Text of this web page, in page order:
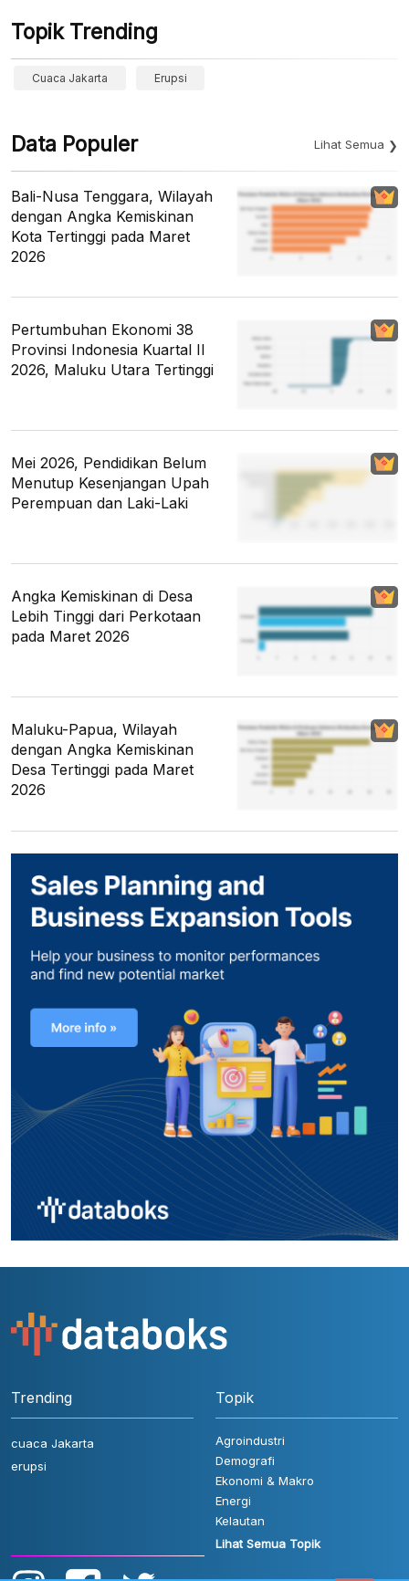
Topik Trending
Cuaca Jakarta Erupsi
Data Populer Lihat Semua
Bali-Nusa Tenggara, Wilayah
dengan Angka Kemiskinan
Kota Tertinggi pada Maret
2026
Pertumbuhan Ekonomi 38
Provinsi Indonesia Kuartal II
2026, Maluku Utara Tertinggi
Mei 2026, Pendidikan Belum
Menutup Kesenjangan Upah
Perempuan dan Laki-Laki
Angka Kemiskinan di Desa
Lebih Tinggi dari Perkotaan
pada Maret 2026
Maluku-Papua, Wilayah
dengan Angka Kemiskinan
Desa Tertinggi pada Maret
2026
Trending
cuaca Jakarta
erupsi
Topik
Agroindustri
Demografi
Ekonomi & Makro
Energi
Kelautan
Lihat Semua Topik